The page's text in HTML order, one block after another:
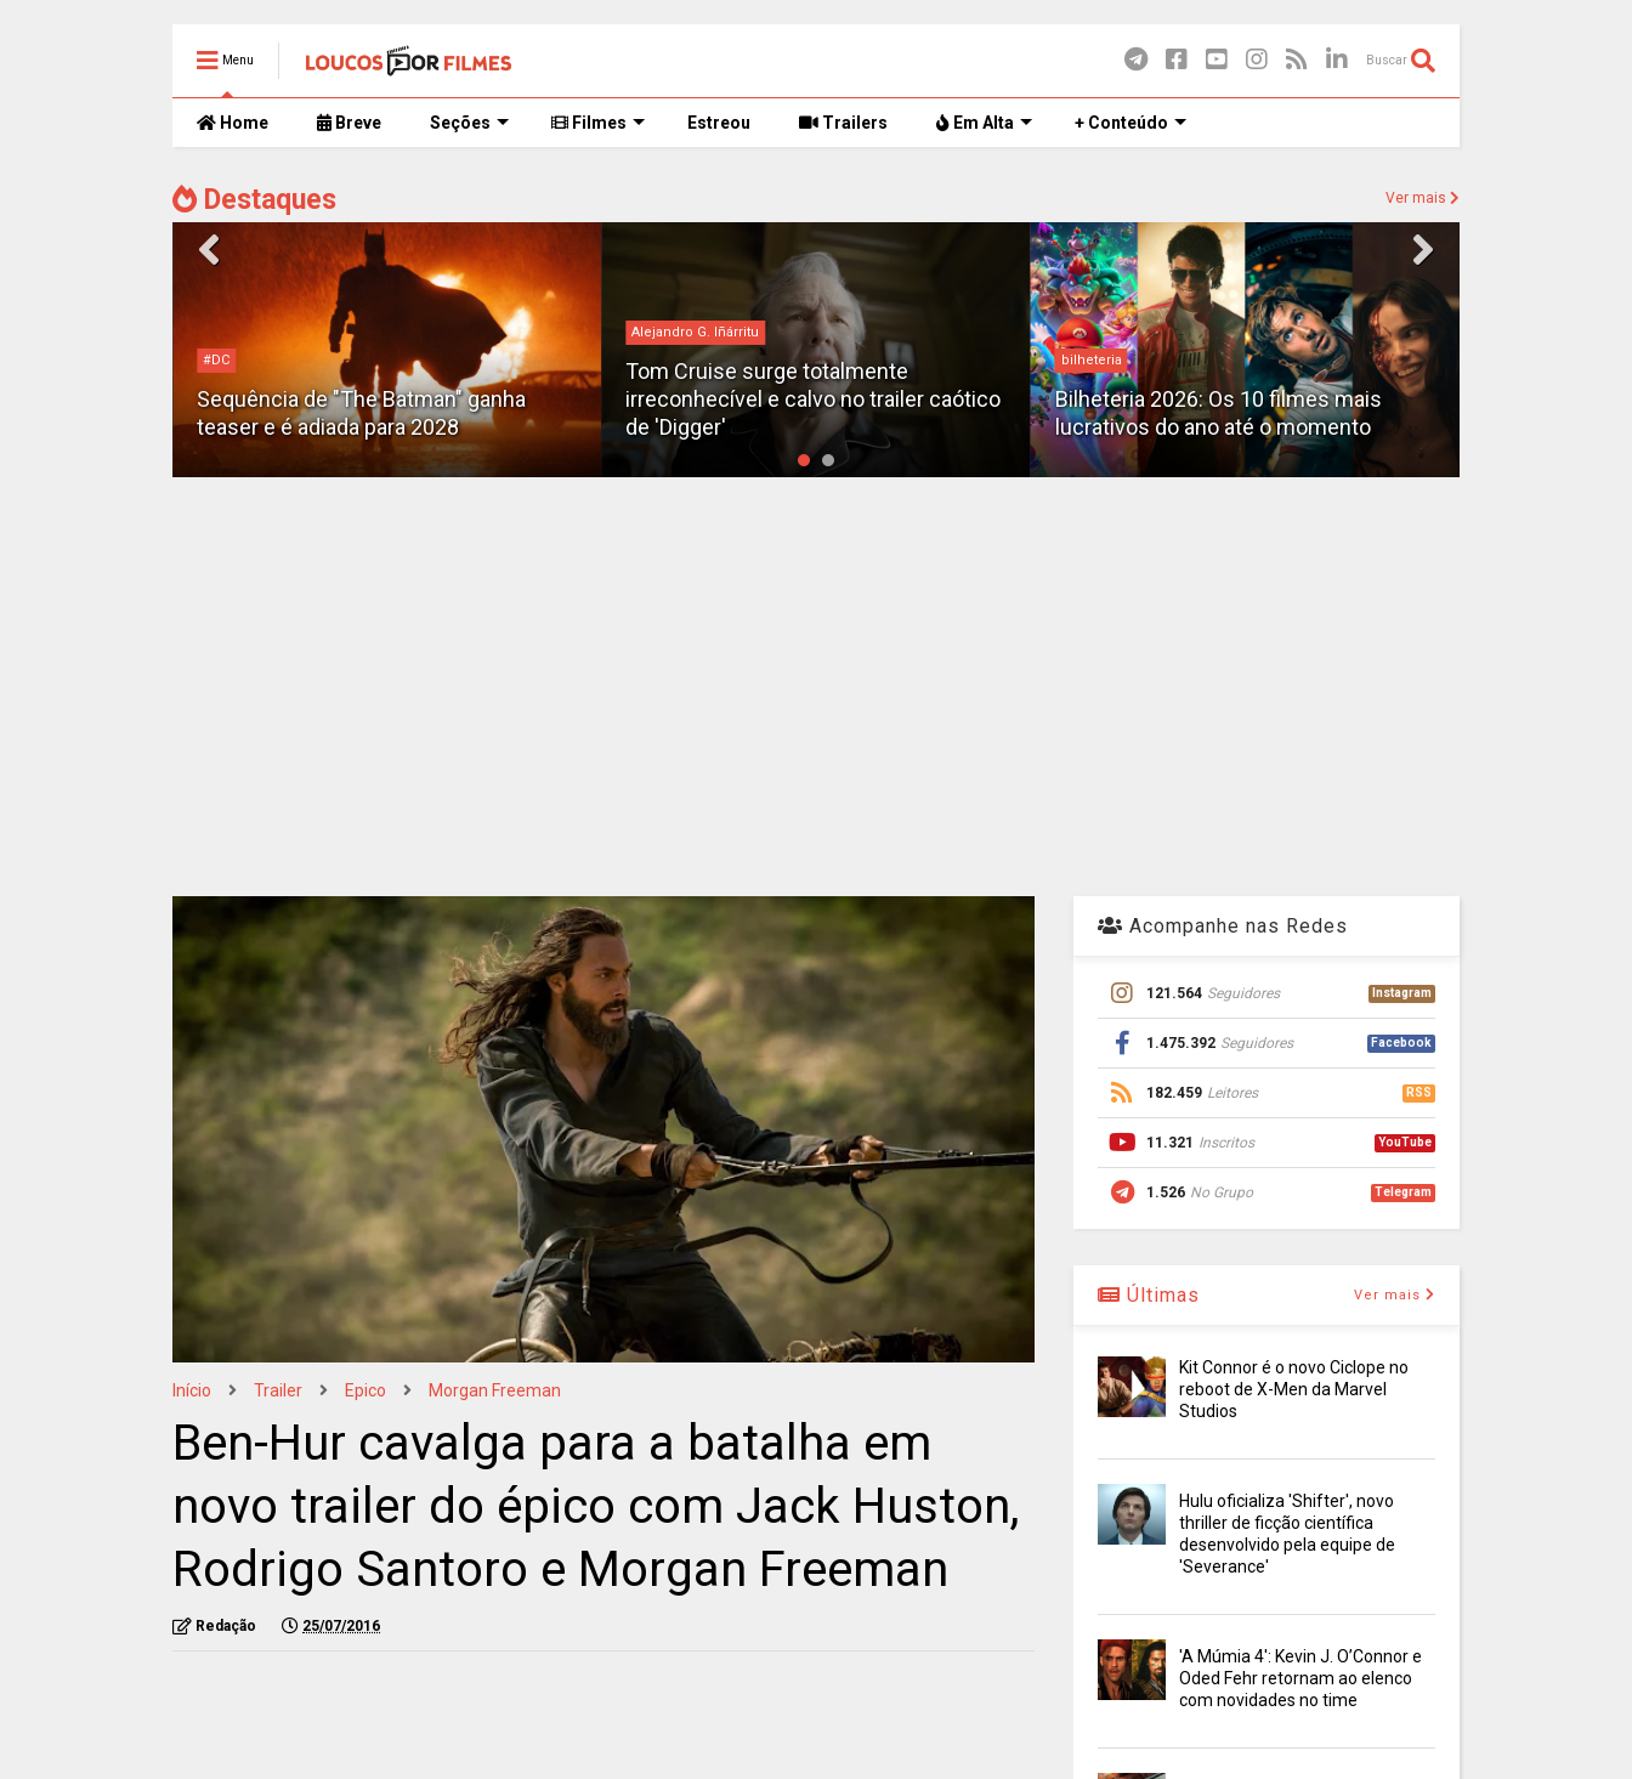
Menu Buscar
Home Breve Seções Filmes Estreou Trailers Em Alta + Conteúdo
Destaques Ver mais
#DC
Sequência de "The Batman" ganha
teaser e é adiada para 2028
Alejandro G. Iñárritu
Tom Cruise surge totalmente
irreconhecível e calvo no trailer caótico
de 'Digger'
bilheteria
Bilheteria 2026: Os 10 filmes mais
lucrativos do ano até o momento
Início Trailer Epico Morgan Freeman
Ben-Hur cavalga para a batalha em
novo trailer do épico com Jack Huston,
Rodrigo Santoro e Morgan Freeman
Redação 25/07/2016
Acompanhe nas Redes
121.564 Seguidores Instagram
1.475.392 Seguidores Facebook
182.459 Leitores RSS
11.321 Inscritos YouTube
1.526 No Grupo Telegram
Últimas Ver mais
Kit Connor é o novo Ciclope no
reboot de X-Men da Marvel
Studios
Hulu oficializa 'Shifter', novo
thriller de ficção científica
desenvolvido pela equipe de
'Severance'
'A Múmia 4': Kevin J. O’Connor e
Oded Fehr retornam ao elenco
com novidades no time